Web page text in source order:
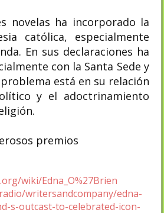
novelas ha incorporado la
católica, especialmente
En sus declaraciones ha
con la Santa Sede y
está en su relación
y el adoctrinamiento
premios
wiki/Edna_O%27Brien
writersandcompany/edna-
s-outcast-to-celebrated-icon-